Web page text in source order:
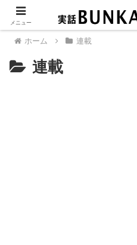
ホーム 連載
連載
メニュー